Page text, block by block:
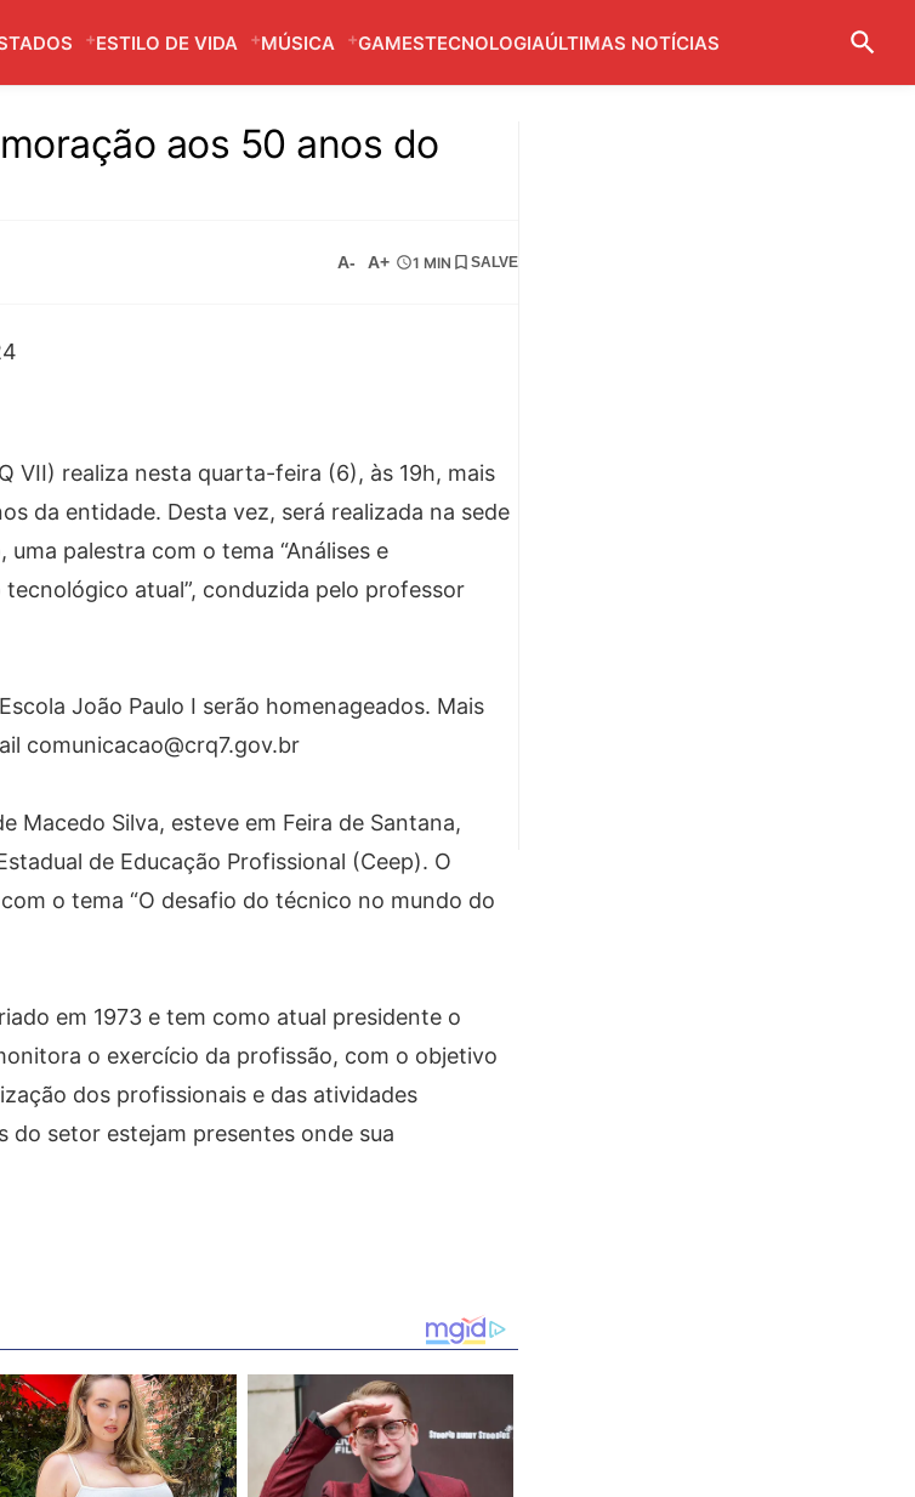
ESTILO DE VIDA MÚSICA GAMESTECNOLOGIAÚLTIMAS NOTÍCIAS
aos 50 anos do
A- A+ 1 MIN SALVE
VII) realiza nesta quarta-feira (6), às 19h, mais
da entidade. Desta vez, será realizada na sede
palestra com o tema “Análises e
atual”, conduzida pelo professor
João Paulo I serão homenageados. Mais
comunicacao@crq7.gov.br
Macedo Silva, esteve em Feira de Santana,
de Educação Profissional (Ceep). O
o tema “O desafio do técnico no mundo do
em 1973 e tem como atual presidente o
o exercício da profissão, com o objetivo
dos profissionais e das atividades
setor estejam presentes onde sua